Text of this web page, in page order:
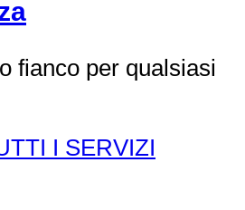
fianco per qualsiasi
I SERVIZI